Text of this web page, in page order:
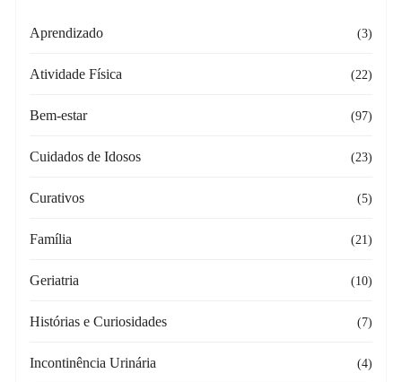
Aprendizado (3)
Atividade Física (22)
Bem-estar (97)
Cuidados de Idosos (23)
Curativos (5)
Família (21)
Geriatria (10)
Histórias e Curiosidades (7)
Incontinência Urinária (4)